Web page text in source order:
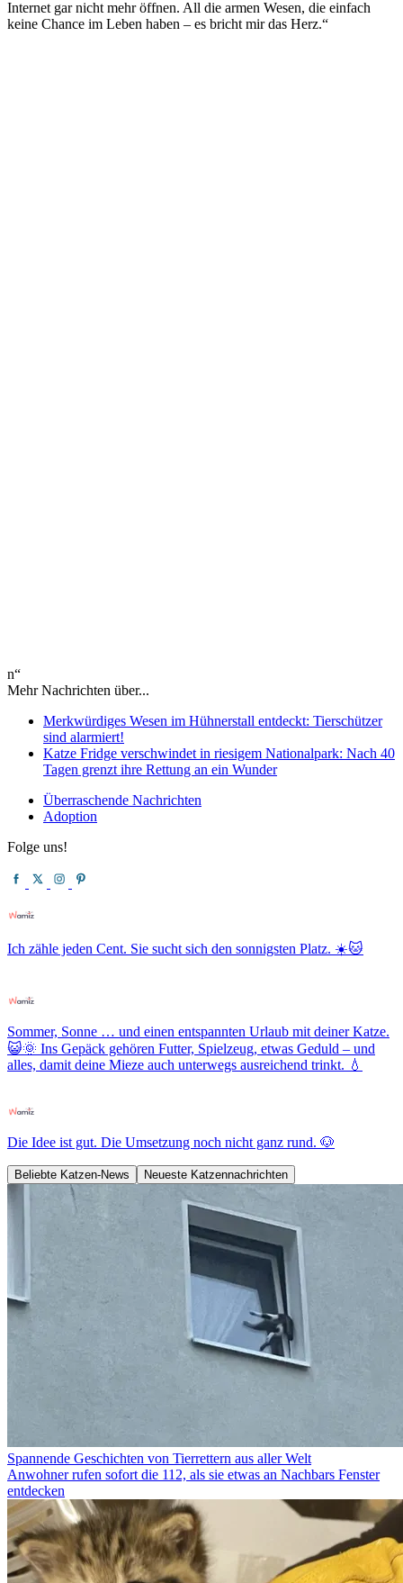
Internet gar nicht mehr öffnen. All die armen Wesen, die einfach
keine Chance im Leben haben – es bricht mir das Herz.“
n“
Mehr Nachrichten über...
Merkwürdiges Wesen im Hühnerstall entdeckt: Tierschützer
sind alarmiert!
Katze Fridge verschwindet in riesigem Nationalpark: Nach 40
Tagen grenzt ihre Rettung an ein Wunder
Überraschende Nachrichten
Adoption
Folge uns!
Ich zähle jeden Cent. Sie sucht sich den sonnigsten Platz. ☀️🐱
Sommer, Sonne … und einen entspannten Urlaub mit deiner Katze.
😺🌞 Ins Gepäck gehören Futter, Spielzeug, etwas Geduld – und
alles, damit deine Mieze auch unterwegs ausreichend trinkt. 💧
Die Idee ist gut. Die Umsetzung noch nicht ganz rund. 🐶
Beliebte Katzen-News Neueste Katzennachrichten
Spannende Geschichten von Tierrettern aus aller Welt
Anwohner rufen sofort die 112, als sie etwas an Nachbars Fenster
entdecken